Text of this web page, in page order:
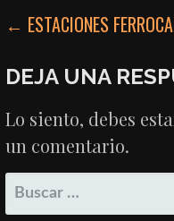
DE
ENTRADAS
← ESTACIONES
DEJA UNA
Lo siento, debes
un comentario.
BUSCAR: